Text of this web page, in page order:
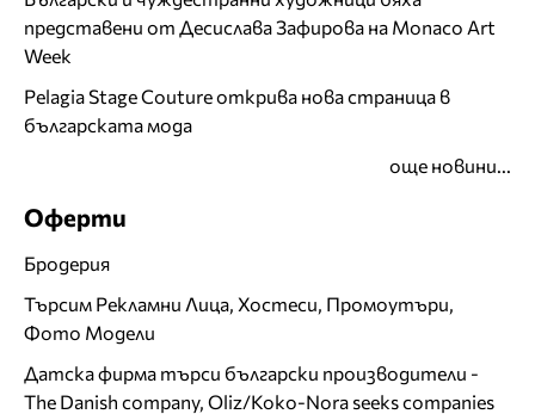
представени от Десислава Зафирова на Monaco Art
Week
Pelagia Stage Couture открива нова страница в
българската мода
още новини...
Оферти
Бродерия
Търсим Рекламни Лица, Хостеси, Промоутъри,
Фото Модели
Датска фирма търси български производители -
The Danish company, Oliz/Koko-Nora seeks companies